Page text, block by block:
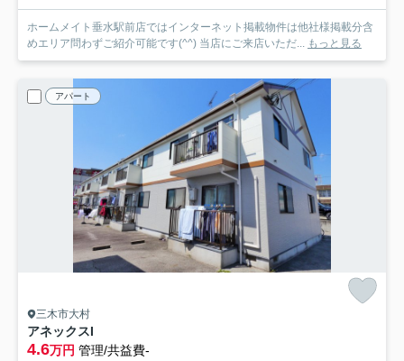
ホームメイト垂水駅前店ではインターネット掲載物件は他社様掲載分含
めエリア問わずご紹介可能です(^^) 当店にご来店いただ... もっと見る
アパート
三木市大村
アネックスI
4.6万円 管理/共益費-